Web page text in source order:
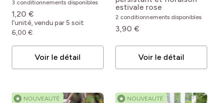
karvinskianus
3 conditionnements disponibles
1,20 €
l'unité, vendu par 5 soit
6,00 €
Voir le détail
estivale rose
2 conditionnements disponibles
3,90 €
Voir le détail
★ NOUVEAUTÉ ★ NOUVEAUTÉ